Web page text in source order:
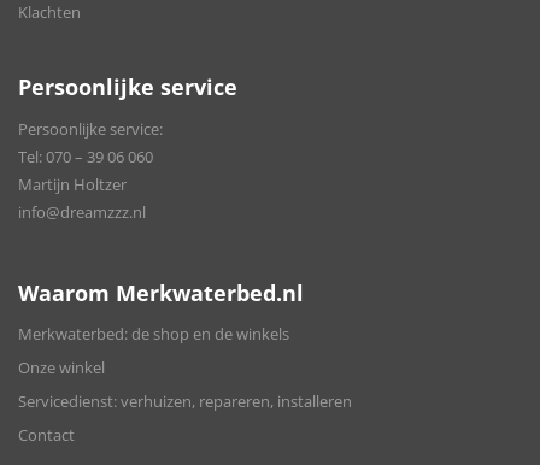
Klachten
Persoonlijke service
Persoonlijke service:
Tel:070 – 39 06 060
Martijn Holtzer
info@dreamzzz.nl
Waarom Merkwaterbed.nl
Merkwaterbed: de shop en de winkels
Onze winkel
Servicedienst: verhuizen, repareren, installeren
Contact